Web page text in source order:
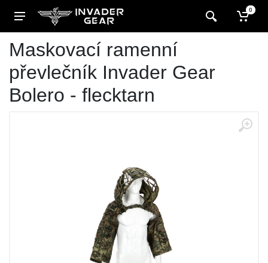
0
Maskovací ramenní
převlečník Invader Gear
Bolero - flecktarn